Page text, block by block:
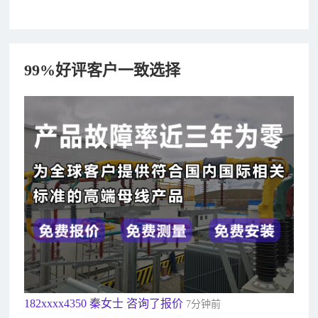
99%好评客户一致选择
182xxxx4350 秦女士 咨询了报价 7分钟前
156xxxx3534 郭先生 咨询了报价7分钟前
192xxxx2920 周先生 咨询了报价10分钟前
189xxxx6562 王先生 咨询了报价1秒前
190xxxx3508 徐女士 咨询了报价5秒前
135xxxx6654 张先生 咨询了报价
181xxxx7531 苟先生 咨询了报价5分钟前
182xxxx4350 秦女士 咨询了报价 7分钟前